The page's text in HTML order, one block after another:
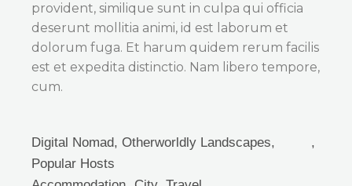
provident, similique sunt in culpa qui officia
deserunt mollitia animi, id est laborum et
dolorum fuga. Et harum quidem rerum facilis
est et expedita distinctio. Nam libero tempore,
cum.
Digital Nomad,Otherworldly Landscapes,
Popular Hosts